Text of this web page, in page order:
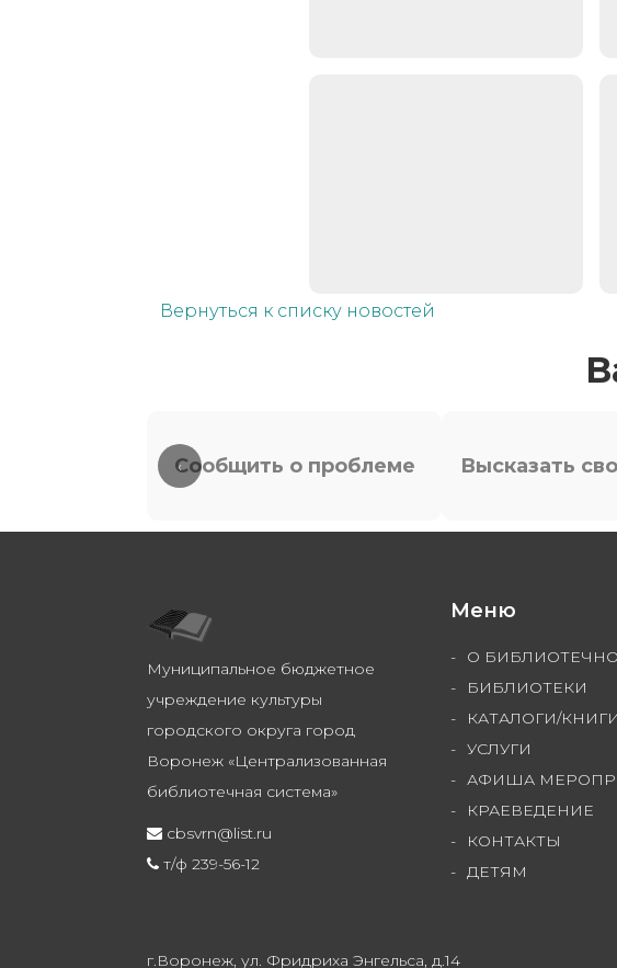
Вернуться к списку новостей
‹
Сообщить о проблеме Высказать
Муниципальное бюджетное
учреждение культуры
городского округа город
Воронеж «Централизованная
библиотечная система»
cbsvrn@list.ru
т/ф 239-56-12
Меню
О
БИБЛИОТЕКИ
КАТАЛОГИ/КНИГИ
УСЛУГИ
АФИША
КРАЕВЕДЕНИЕ
КОНТАКТЫ
ДЕТЯМ
г.Воронеж, ул. Фридриха Энгельса, д.14